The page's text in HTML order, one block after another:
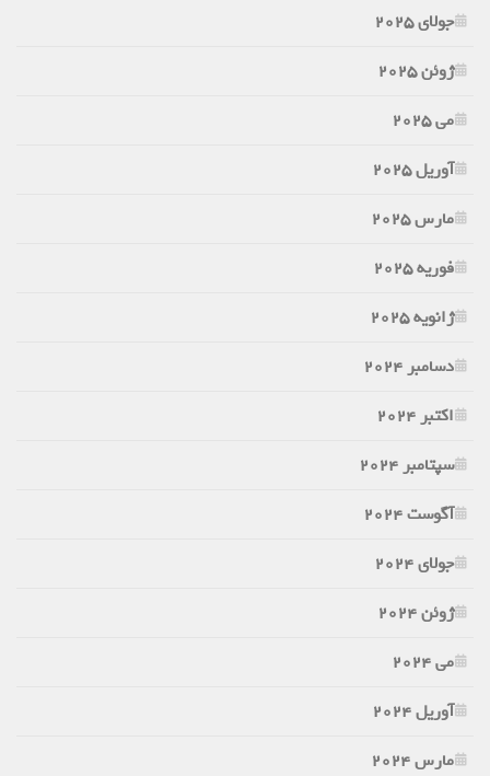
جولای 2025
ژوئن 2025
می 2025
آوریل 2025
مارس 2025
فوریه 2025
ژانویه 2025
دسامبر 2024
اکتبر 2024
سپتامبر 2024
آگوست 2024
جولای 2024
ژوئن 2024
می 2024
آوریل 2024
مارس 2024